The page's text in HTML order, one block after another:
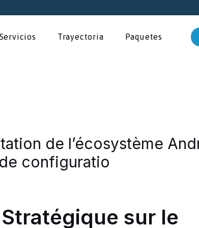
Servicios Trayectoria Paquetes
de l’écosystème
configuratio
sur le